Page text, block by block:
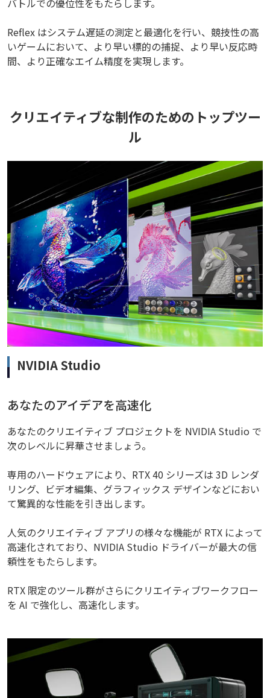
バトルでの優位性をもたらします。
Reflex はシステム遅延の測定と最適化を行い、競技性の高
いゲームにおいて、より早い標的の捕捉、より早い反応時
間、より正確なエイム精度を実現します。
クリエイティブな制作のためのトップツー
ル
NVIDIA Studio
あなたのアイデアを高速化
あなたのクリエイティブ プロジェクトを NVIDIA Studio で
次のレベルに昇華させましょう。
専用のハードウェアにより、RTX 40 シリーズは 3D レンダ
リング、ビデオ編集、グラフィックス デザインなどにおい
て驚異的な性能を引き出します。
人気のクリエイティブ アプリの様々な機能が RTX によって
高速化されており、NVIDIA Studio ドライバーが最大の信
頼性をもたらします。
RTX 限定のツール群がさらにクリエイティブワークフロー
を AI で強化し、高速化します。